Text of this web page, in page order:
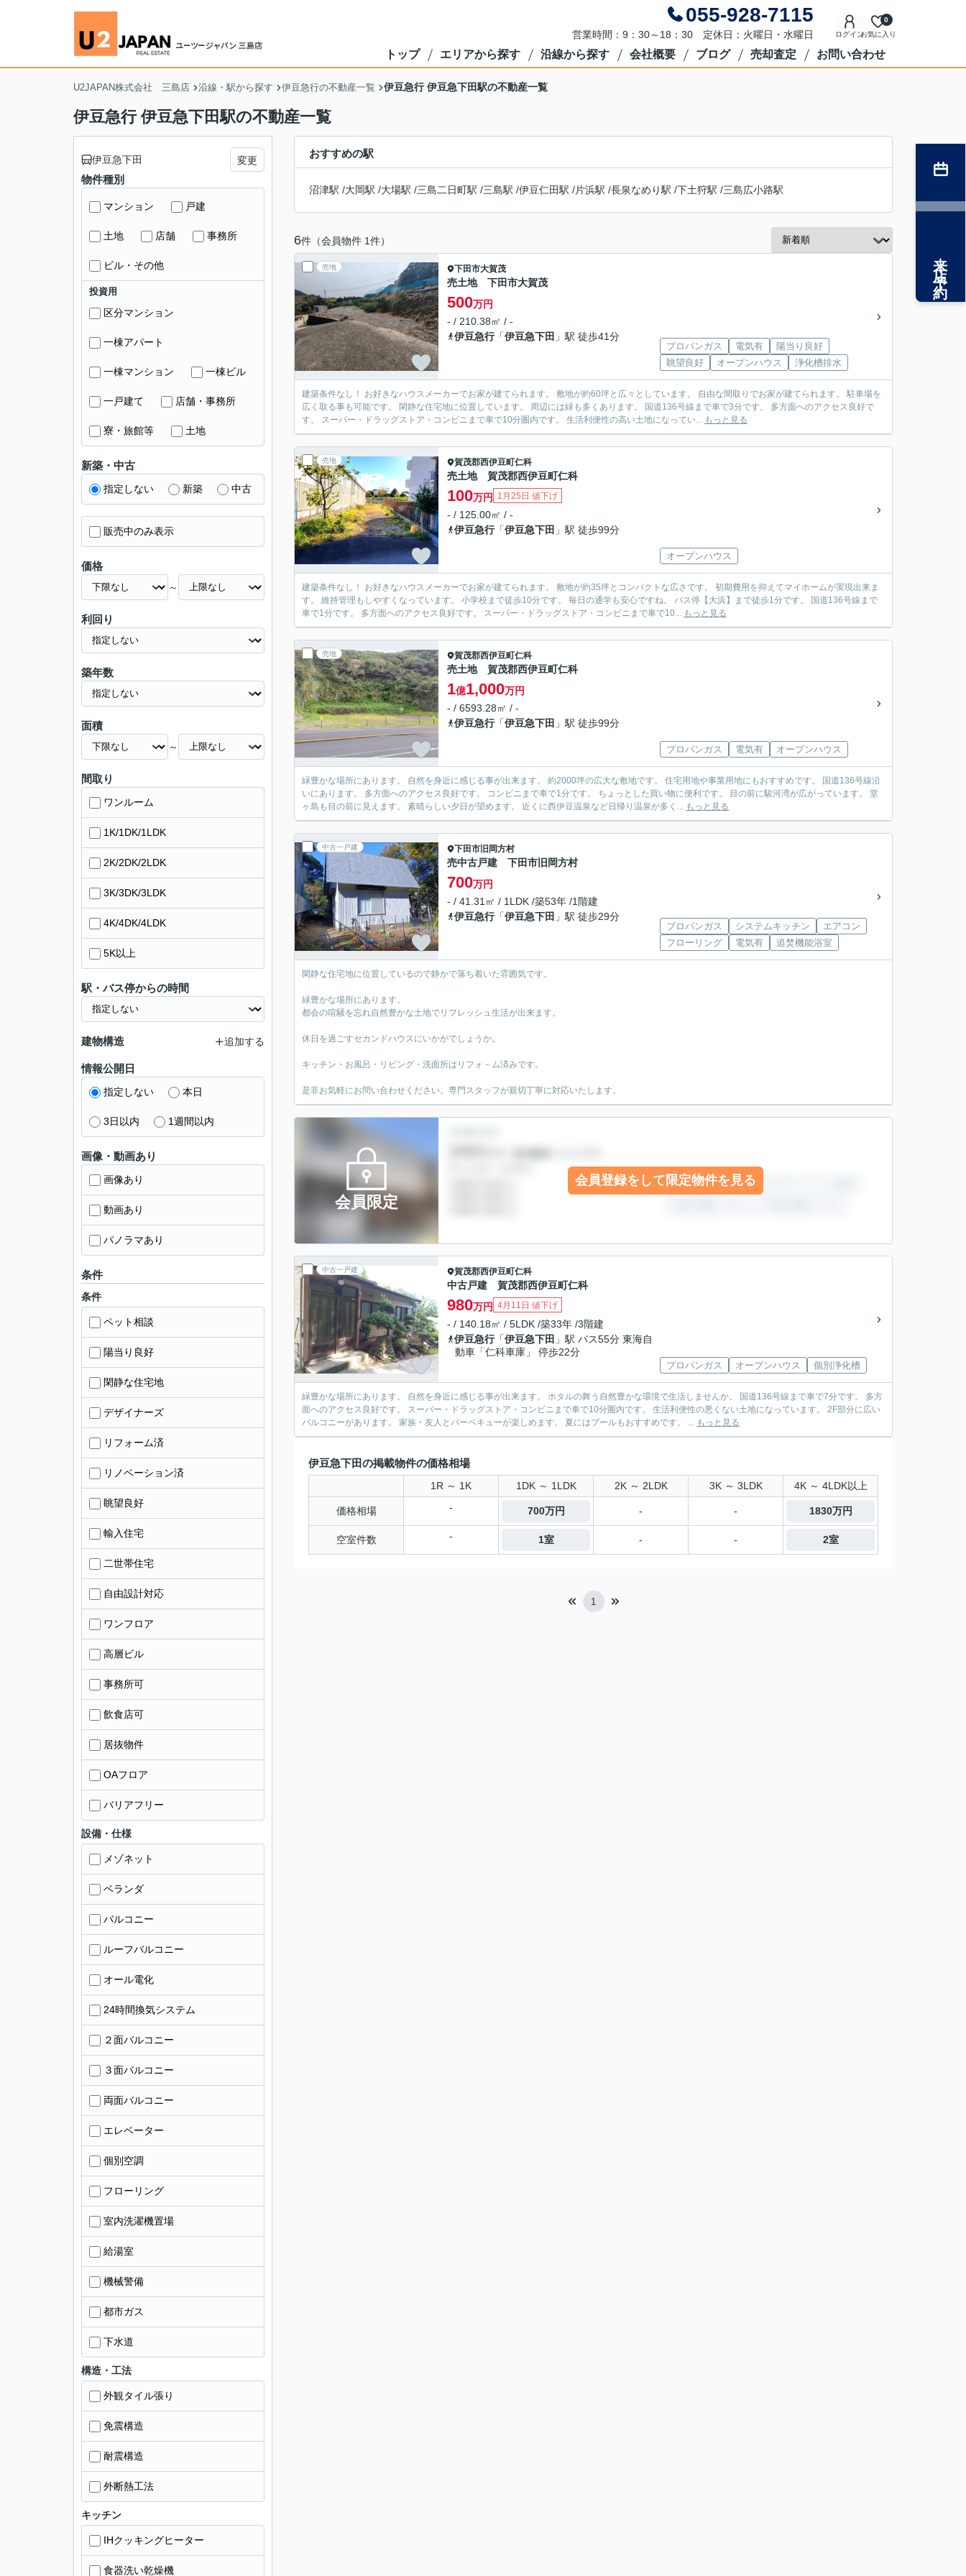
055-928-7115
営業時間：9：30～18：30 定休日：火曜日・水曜日 ログインお気に入り
0
トップ エリアから探す 沿線から探す 会社概要 ブログ 売却査定 お問い合わせ
U2JAPAN株式会社 三島店 沿線・駅から探す 伊豆急行の不動産一覧 伊豆急行 伊豆急下田駅の不動産一覧
伊豆急行 伊豆急下田駅の不動産一覧
おすすめの駅
沼津駅 /大岡駅 /大場駅 /三島二日町駅 /三島駅 /伊豆仁田駅 /片浜駅 /長泉なめり駅 /下土狩駅 /三島広小路駅
6件（会員物件 1件）
売地 下田市大賀茂
売土地 下田市大賀茂
500万円
- / 210.38㎡ / -
伊豆急行「伊豆急下田 」駅 徒歩41分
プロパンガス 電気有
陽当り良好
眺望良好
オープンハウス 浄化槽排水
建築条件なし！ お好きなハウスメーカーでお家が建てられます。 敷地が約60坪と広々としています。 自由な間取りでお家が建てられます。 駐車場を
広く取る事も可能です。 閑静な住宅地に位置しています。 周辺には緑も多くあります。 国道136号線まで車で3分です。 多方面へのアクセス良好で
す。 スーパー・ドラッグストア・コンビニまで車で10分圏内です。 生活利便性の高い土地になってい... もっと見る
売地 賀茂郡西伊豆町仁科
売土地 賀茂郡西伊豆町仁科
100万円 1月25日 値下げ
- / 125.00㎡ / -
伊豆急行「伊豆急下田 」駅 徒歩99分
オープンハウス
建築条件なし！ お好きなハウスメーカーでお家が建てられます。 敷地が約35坪とコンパクトな広さです。 初期費用を抑えてマイホームが実現出来ま
す。 維持管理もしやすくなっています。 小学校まで徒歩10分です。 毎日の通学も安心ですね。 バス停【大浜】まで徒歩1分です。 国道136号線まで
車で1分です。 多方面へのアクセス良好です。 スーパー・ドラッグストア・コンビニまで車で10... もっと見る
売地 賀茂郡西伊豆町仁科
売土地 賀茂郡西伊豆町仁科
1億1,000万円
- / 6593.28㎡ / -
伊豆急行「伊豆急下田 」駅 徒歩99分
プロパンガス 電気有 オープンハウス
緑豊かな場所にあります。 自然を身近に感じる事が出来ます。 約2000坪の広大な敷地です。 住宅用地や事業用地にもおすすめです。 国道136号線沿
いにあります。 多方面へのアクセス良好です。 コンビニまで車で1分です。 ちょっとした買い物に便利です。 目の前に駿河湾が広がっています。 堂
ヶ島も目の前に見えます。 素晴らしい夕日が望めます。 近くに西伊豆温泉など日帰り温泉が多く... もっと見る
中古一戸建 下田市 旧岡方村
売中古戸建 下田市旧岡方村
700万円
- / 41.31㎡ / 1LDK /築53年 /1階建
伊豆急行「伊豆急下田 」駅 徒歩29分
プロパンガス システムキッチン
エアコン
フローリング
電気有 追焚機能浴室
閑静な住宅地に位置しているので静かで落ち着いた雰囲気です。
緑豊かな場所にあります。
都会の喧騒を忘れ自然豊かな土地でリフレッシュ生活が出来ます。
休日を過ごすセカンドハウスにいかがでしょうか。
キッチン・お風呂・リビング・洗面所はリフォ－ム済みです。
是非お気軽にお問い合わせください。専門スタッフが親切丁寧に対応いたします。
会員限定
会員登録をして限定物件を見る
中古一戸建 賀茂郡西伊豆町仁科
中古戸建 賀茂郡西伊豆町仁科
980万円 4月11日 値下げ
- / 140.18㎡ / 5LDK /築33年 /3階建
伊豆急行「伊豆急下田 」駅 バス55分 東海自
動車「仁科車庫」 停歩22分
プロパンガス オープンハウス 個別浄化槽
緑豊かな場所にあります。 自然を身近に感じる事が出来ます。 ホタルの舞う自然豊かな環境で生活しませんか。 国道136号線まで車で7分です。 多方
面へのアクセス良好です。 スーパー・ドラッグストア・コンビニまで車で10分圏内です。 生活利便性の悪くない土地になっています。 2F部分に広い
バルコニーがあります。 家族・友人とバーベキューが楽しめます。 夏にはプールもおすすめです。 ... もっと見る
伊豆急下田の掲載物件の価格相場
1R ～ 1K 1DK ～ 1LDK 2K ～ 2LDK 3K ～ 3LDK 4K ～ 4LDK以上
価格相場 - 700万円 - - 1830万円
空室件数 - 1室 - - 2室
1
伊豆急下田 変更
物件種別
マンション 戸建
土地 店舗 事務所
ビル・その他
投資用
区分マンション
一棟アパート
一棟マンション 一棟ビル
一戸建て 店舗・事務所
寮・旅館等 土地
新築・中古
指定しない 新築 中古
販売中のみ表示
価格
～
利回り
築年数
面積
～
間取り
ワンルーム
1K/1DK/1LDK
2K/2DK/2LDK
3K/3DK/3LDK
4K/4DK/4LDK
5K以上
駅・バス停からの時間
建物構造 追加する
情報公開日
指定しない 本日
3日以内 1週間以内
画像・動画あり
画像あり
動画あり
パノラマあり
条件
条件
ペット相談
陽当り良好
閑静な住宅地
デザイナーズ
リフォーム済
リノベーション済
眺望良好
輸入住宅
二世帯住宅
自由設計対応
ワンフロア
高層ビル
事務所可
飲食店可
居抜物件
OAフロア
バリアフリー
設備・仕様
メゾネット
ベランダ
バルコニー
ルーフバルコニー
オール電化
24時間換気システム
２面バルコニー
３面バルコニー
両面バルコニー
エレベーター
個別空調
フローリング
室内洗濯機置場
給湯室
機械警備
都市ガス
下水道
構造・工法
外観タイル張り
免震構造
耐震構造
外断熱工法
キッチン
IHクッキングヒーター
食器洗い乾燥機
来店予約